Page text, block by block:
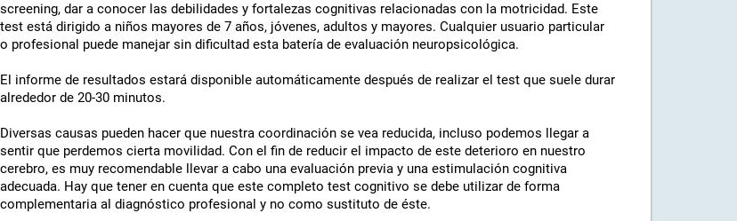
screening, dar a conocer las debilidades y fortalezas cognitivas relacionadas con la motricidad. Este
test está dirigido a niños mayores de 7 años, jóvenes, adultos y mayores. Cualquier usuario particular
o profesional puede manejar sin dificultad esta batería de evaluación neuropsicológica.
El informe de resultados estará disponible automáticamente después de realizar el test que suele durar
alrededor de 20-30 minutos.
Diversas causas pueden hacer que nuestra coordinación se vea reducida, incluso podemos llegar a
sentir que perdemos cierta movilidad. Con el fin de reducir el impacto de este deterioro en nuestro
cerebro, es muy recomendable llevar a cabo una evaluación previa y una estimulación cognitiva
adecuada. Hay que tener en cuenta que este completo test cognitivo se debe utilizar de forma
complementaria al diagnóstico profesional y no como sustituto de éste.